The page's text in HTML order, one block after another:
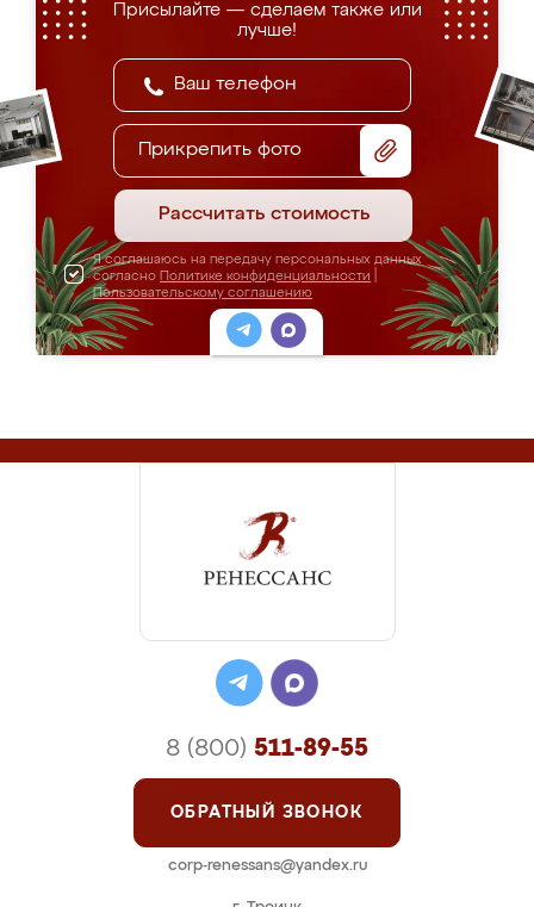
Присылайте — сделаем также или
лучше!
Прикрепить фото
Рассчитать стоимость
Я соглашаюсь на передачу персональных данных
согласно Политике конфиденциальности
Пользовательскому соглашению
8 (800) 511-89-55
ОБРАТНЫЙ ЗВОНОК
corp-renessans@yandex.ru